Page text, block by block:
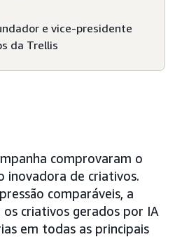
e vice-presidente
da Trellis
comprovaram o
inovadora de criativos.
comparáveis, a
os criativos gerados por IA
em todas as principais